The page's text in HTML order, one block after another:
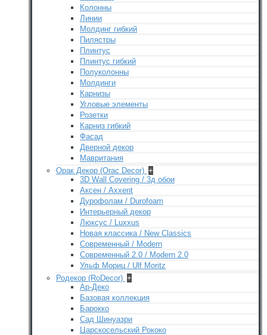
Колонны
Линии
Молдинг гибкий
Пилястры
Плинтус
Плинтус гибкий
Полуколонны
Молдинги
Карнизы
Угловые элементы
Розетки
Карниз гибкий
Фасад
Дверной декор
Мавритания
Орак Декор (Orac Decor) +
3D Wall Covering / 3д обои
Аксен / Axxent
Дурофолам / Durofoam
Интерьерный декор
Люксус / Luxxus
Новая классика / New Classics
Современный / Modern
Современный 2.0 / Modern 2.0
Ульф Мориц / Ulf Moritz
Родекор (RoDecor) +
Ар-Деко
Базовая коллекция
Барокко
Сад Шинуазри
Царскосельский Рококо